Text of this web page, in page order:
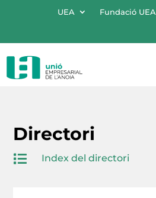
UEA Fundació UEA
Directori
 Index del directori